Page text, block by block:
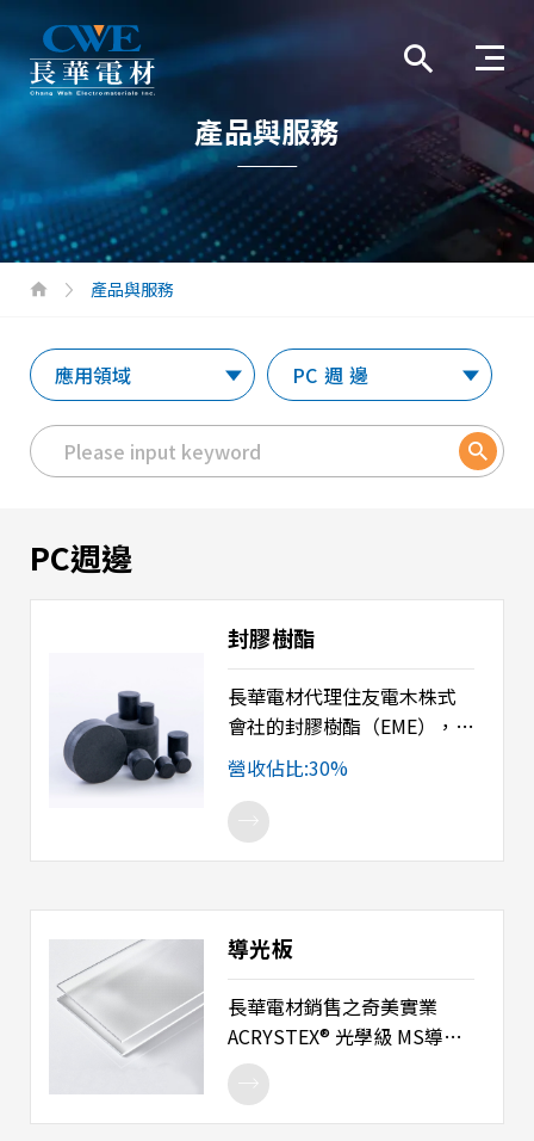
產品與服務
產品與服務
應用領域 PC週邊
PC週邊
封膠樹酯
長華電材代理住友電木株式
會社的封膠樹酯（EME），全
球市佔率第一。該產品提供
出色的性能和易用性，具備
低應力、低吸濕性的特性，
且不含鹵素，並與無鉛製程
GP等環保需求，具備卓越的
性能。產品線完整，對於導
線架類、塑膠基板類、晶圓
級晶片尺吋封裝及扇出型晶
圓級封裝，皆能提供完整優
異的材料解決方案。 產品用
途：晶片封裝。
營收佔比:30%
導光板
長華電材銷售之奇美實業
ACRYSTEX® 光學級 MS導光
板，以奇美自行生產的光學
級苯乙烯甲基丙烯酸甲酯樹
脂（SMMA）所製造的光學